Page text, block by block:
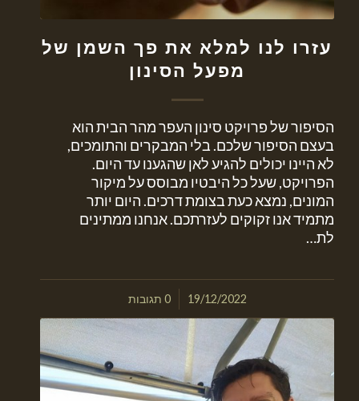
עזרו לנו למלא את פך השמן של
מפעל הסינון
הסיפור של פרויקט סינון העפר מהר הבית הוא
בעצם הסיפור שלכם. בלי המבקרים והתומכים,
לא היינו יכולים להגיע לאן שהגענו עד היום.
הפרויקט, שעל כל היבטיו מבוסס על מיקור
המונים, נמצא כעת בצומת דרכים. היום יותר
מתמיד אנו זקוקים לעזרתכם. אנחנו ממתינים
לת…
19/12/2022
/ 0 תגובות